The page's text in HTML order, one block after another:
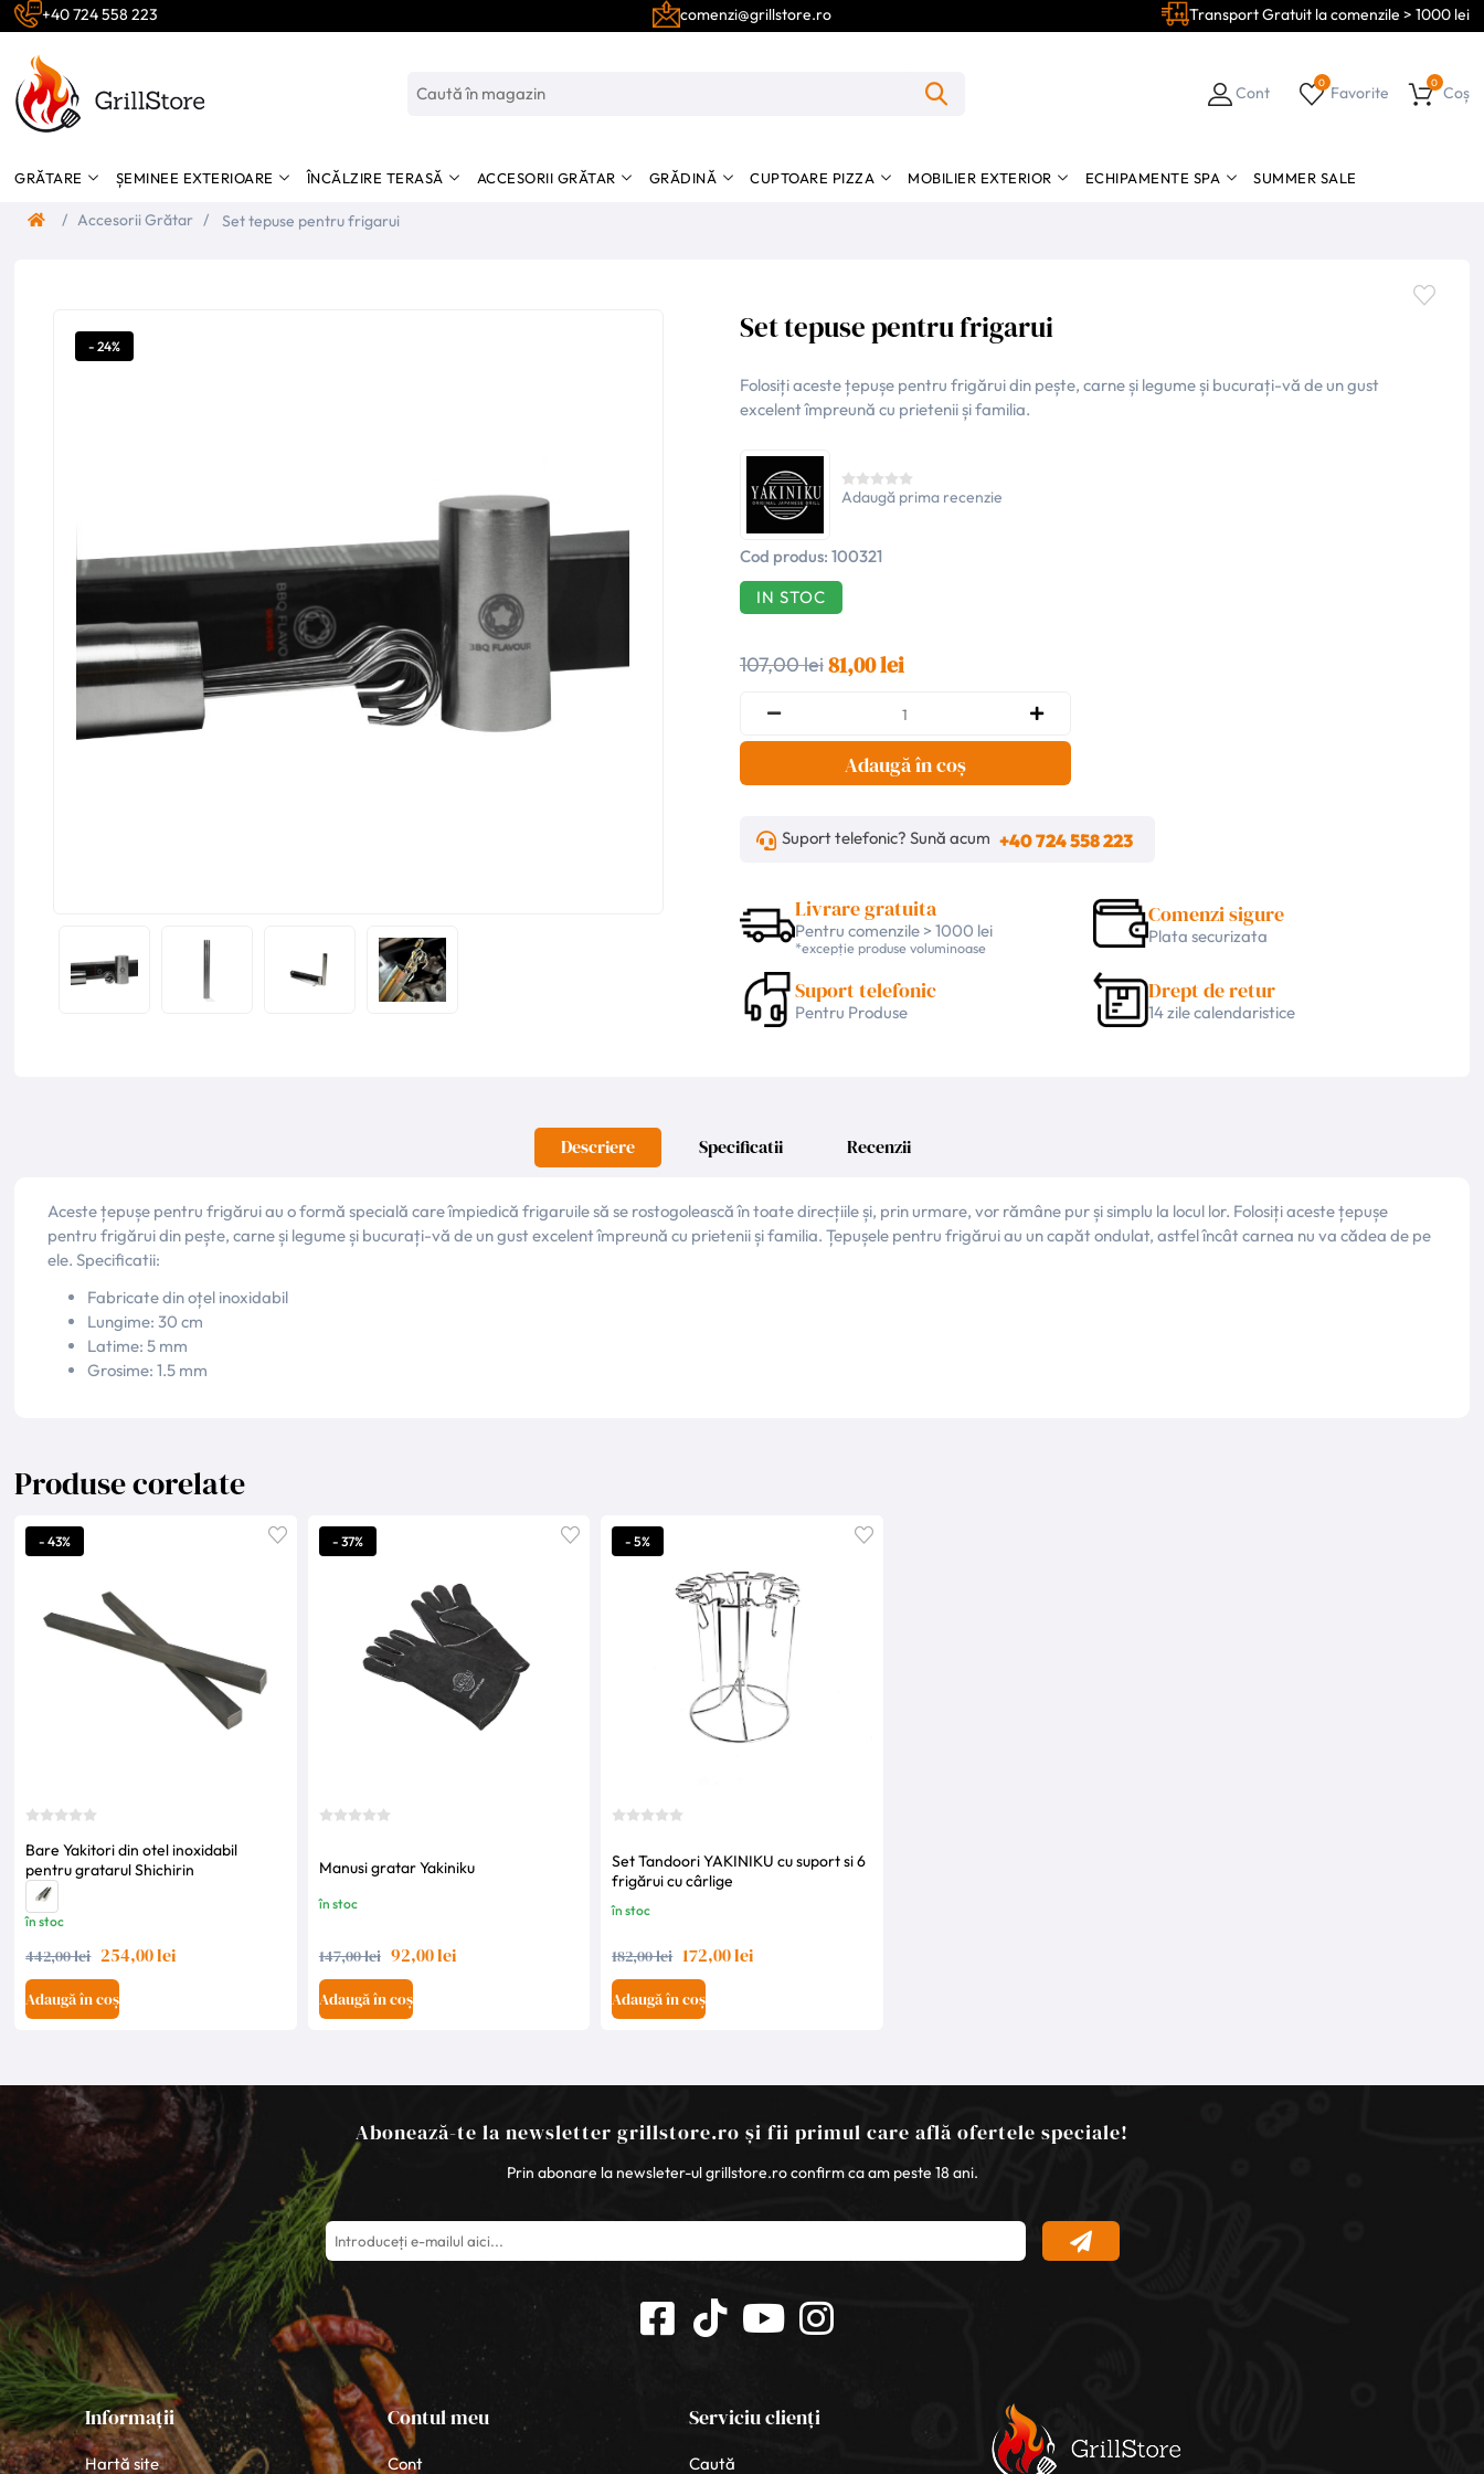
+40 724 558 223 comenzi@grillstore.ro Transport Gratuit la comenzile > 1000 lei
Cont Favorite
0
Coș
0
GRĂTARE ȘEMINEE EXTERIOARE ÎNCĂLZIRE TERASĂ ACCESORII GRĂTAR GRĂDINĂ CUPTOARE PIZZA MOBILIER EXTERIOR ECHIPAMENTE SPA SUMMER SALE
/ Accesorii Grătar / Set tepuse pentru frigarui
- 24%
Set tepuse pentru frigarui
Folosiți aceste țepușe pentru frigărui din pește, carne și legume și bucurați-vă de un gust
excelent împreună cu prietenii și familia.
Adaugă prima recenzie
Cod produs: 100321
IN STOC
107,00 lei81,00 lei
Adaugă în coș
Suport telefonic? Sună acum +40 724 558 223
Livrare gratuita
Pentru comenzile > 1000 lei
*excepție produse voluminoase
Comenzi sigure
Plata securizata
Suport telefonic
Pentru Produse
Drept de retur
14 zile calendaristice
Descriere Specificatii Recenzii
Aceste țepușe pentru frigărui au o formă specială care împiedică frigaruile să se rostogolească în toate direcțiile și, prin urmare, vor rămâne pur și simplu la locul lor. Folosiți aceste țepușe
pentru frigărui din pește, carne și legume și bucurați-vă de un gust excelent împreună cu prietenii și familia. Țepușele pentru frigărui au un capăt ondulat, astfel încât carnea nu va cădea de pe
ele. Specificatii:
Fabricate din oțel inoxidabil
Lungime: 30 cm
Latime: 5 mm
Grosime: 1.5 mm
Produse corelate
- 43%
Bare Yakitori din otel inoxidabil
pentru gratarul Shichirin
în stoc
442,00 lei 254,00 lei
Adaugă în coș
- 37%
Manusi gratar Yakiniku
în stoc
147,00 lei 92,00 lei
Adaugă în coș
- 5%
Set Tandoori YAKINIKU cu suport si 6
frigărui cu cârlige
în stoc
182,00 lei 172,00 lei
Adaugă în coș
Abonează-te la newsletter grillstore.ro și fii primul care află ofertele speciale!
Prin abonare la newsleter-ul grillstore.ro confirm ca am peste 18 ani.
Informații
Hartă site
Contul meu
Cont
Serviciu clienți
Caută